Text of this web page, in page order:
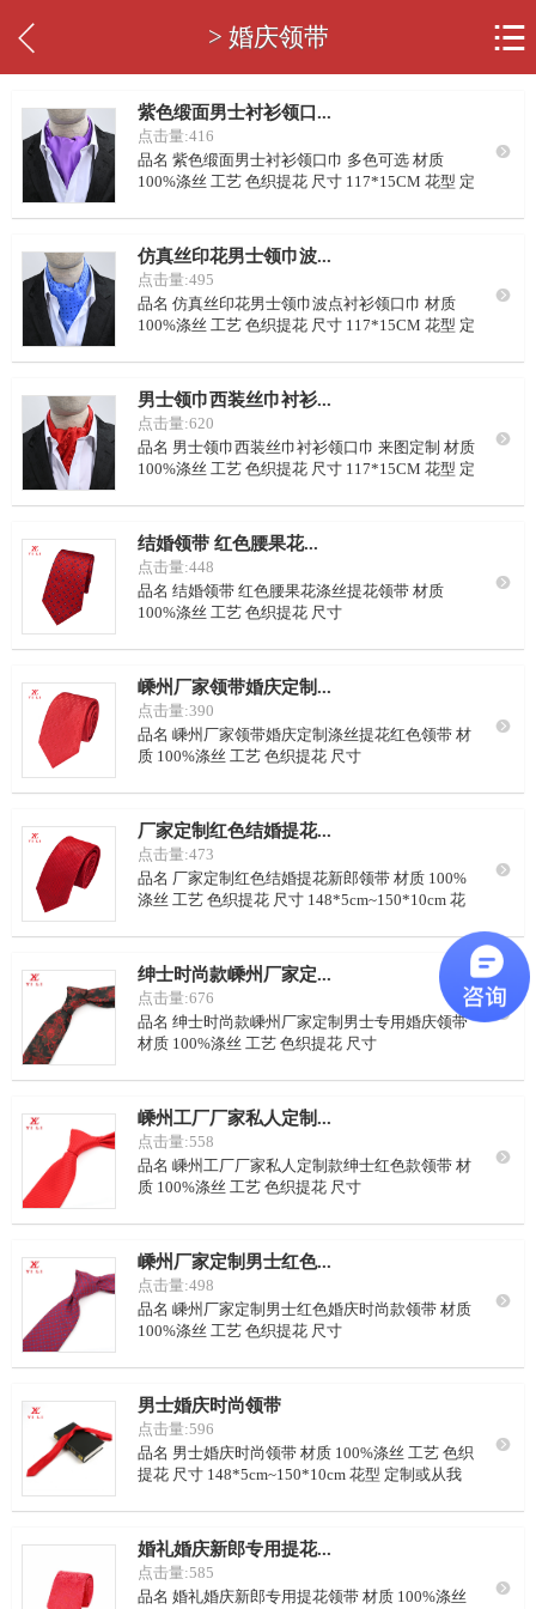
 > 婚庆领带 
紫色缎面男士衬衫领口...
点击量:416
品名 紫色缎面男士衬衫领口巾 多色可选 材质
100%涤丝 工艺 色织提花 尺寸 117*15CM 花型 定
可从我司样本挑选，或自定义配色 里布 藏青点
子，或自定义要求 起订量 100条/色

仿真丝印花男士领巾波...
点击量:495
品名 仿真丝印花男士领巾波点衬衫领口巾 材质
100%涤丝 工艺 色织提花 尺寸 117*15CM 花型 定
可从我司样本挑选，或自定义配色 里布 藏青点
子，或自定义要求 起订量 50条/色

男士领巾西装丝巾衬衫...
点击量:620
品名 男士领巾西装丝巾衬衫领口巾 来图定制 材质
100%涤丝 工艺 色织提花 尺寸 117*15CM 花型 定
可从我司样本挑选，或自定义配色 里布 藏青点
子，或自定义要求 起订量 50条/色

结婚领带 红色腰果花...
点击量:448
品名 结婚领带 红色腰果花涤丝提花领带 材质
100%涤丝 工艺 色织提花 尺寸
选 LOGO 可按要求定制 颜色 可从我司样本挑选，
或自定义配色 里布 藏青点子，或自定义要求 起订
量 100条/色

嵊州厂家领带婚庆定制...
点击量:390
品名 嵊州厂家领带婚庆定制涤丝提花红色领带 材
质 100%涤丝 工艺 色织提花 尺寸
选 LOGO 可按要求定制 颜色 可从我司样本挑选，
或自定义配色 里布 藏青点子，或自定义要求 起订
量 100条/色

厂家定制红色结婚提花...
点击量:473
品名 厂家定制红色结婚提花新郎领带 材质 100%
涤丝 工艺 色织提花 尺寸 148*5cm~150*10cm 花
颜色 可从我司样本挑选，或自定义配色 里布 藏青
点子，或自定义要求 起订量 100条/色

绅士时尚款嵊州厂家定...
点击量:676
品名 绅士时尚款嵊州厂家定制男士专用婚庆领带
材质 100%涤丝 工艺 色织提花 尺寸
选 LOGO 可按要求定制 颜色 可从我司样本挑选，
或自定义配色 里布 藏青点子，或自定义要求 起订
量 100条/色

嵊州工厂厂家私人定制...
点击量:558
品名 嵊州工厂厂家私人定制款绅士红色款领带 材
质 100%涤丝 工艺 色织提花 尺寸
选 LOGO 可按要求定制 颜色 可从我司样本挑选，
或自定义配色 里布 藏青点子，或自定义要求 起订
量 100条/色

嵊州厂家定制男士红色...
点击量:498
品名 嵊州厂家定制男士红色婚庆时尚款领带 材质
100%涤丝 工艺 色织提花 尺寸
选 LOGO 可按要求定制 颜色 可从我司样本挑选，
或自定义配色 里布 藏青点子，或自定义要求 起订
量 100条/色

男士婚庆时尚领带
点击量:596
品名 男士婚庆时尚领带 材质 100%涤丝 工艺 色织
提花 尺寸 148*5cm~150*10cm 花型 定制或从我
样本挑选，或自定义配色 里布 红色丝厘，或自定
义要求 起订量 100条/色

婚礼婚庆新郎专用提花...
点击量:585
品名 婚礼婚庆新郎专用提花领带 材质 100%涤丝
